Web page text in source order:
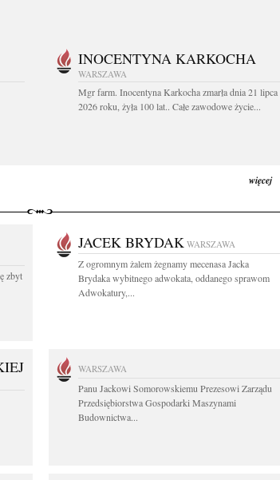
INOCENTYNA KARKOCHA
WARSZAWA
Mgr farm. Inocentyna Karkocha zmarła dnia 21 lipca
2026 roku, żyła 100 lat.. Całe zawodowe życie...
więcej
zbyt
JACEK BRYDAK WARSZAWA
Z ogromnym żalem żegnamy mecenasa Jacka
Brydaka wybitnego adwokata, oddanego sprawom
Adwokatury,...
WARSZAWA
Panu Jackowi Somorowskiemu Prezesowi Zarządu
Przedsiębiorstwa Gospodarki Maszynami
Budownictwa...